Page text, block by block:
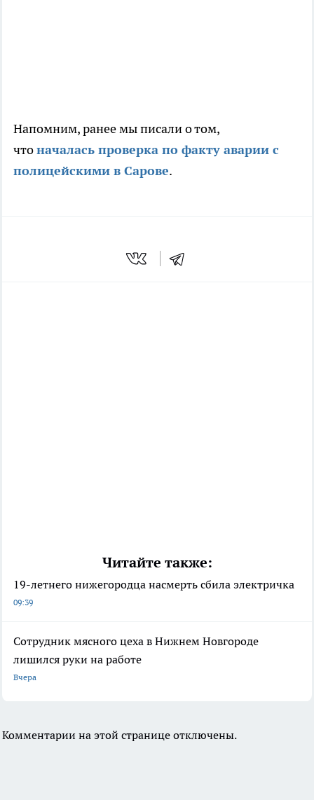
Напомним, ранее мы писали о том,
чтоначалась проверка по факту аварии с
полицейскими в Сарове.
Читайте также:
19-летнего нижегородца насмерть сбила электричка
09:39
Сотрудник мясного цеха в Нижнем Новгороде
лишился руки на работе
Вчера
Комментарии на этой странице отключены.